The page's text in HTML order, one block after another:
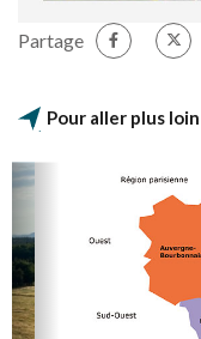
Partage
Pour aller plus loin